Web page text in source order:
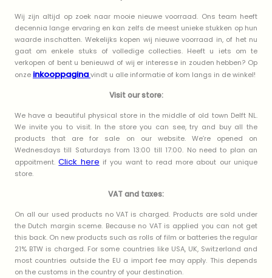
Wij zijn altijd op zoek naar mooie nieuwe voorraad. Ons team heeft
decennia lange ervaring en kan zelfs de meest unieke stukken op hun
waarde inschatten. Wekelijks kopen wij nieuwe voorraad in, of het nu
gaat om enkele stuks of volledige collecties. Heeft u iets om te
verkopen of bent u benieuwd of wij er interesse in zouden hebben? Op
onze inkooppaginavindt u alle informatie of kom langs in de winkel!
Visit our store:
We have a beautiful physical store in the middle of old town Delft NL.
We invite you to visit. In the store you can see, try and buy all the
products that are for sale on our website. We’re opened on
Wednesdays till Saturdays from 13:00 till 17:00. No need to plan an
appoitment.Click here if you want to read more about our unique
store.
VAT and taxes:
On all our used products no VAT is charged. Products are sold under
the Dutch margin sceme. Because no VAT is applied you can not get
this back. On new products such as rolls of film or batteries the regular
21% BTW is charged. For some countries like USA, UK, Switzerland and
most countries outside the EU a import fee may apply. This depends
on the customs in the country of your destination.